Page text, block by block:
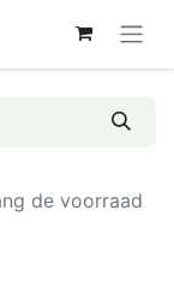
de voorraad